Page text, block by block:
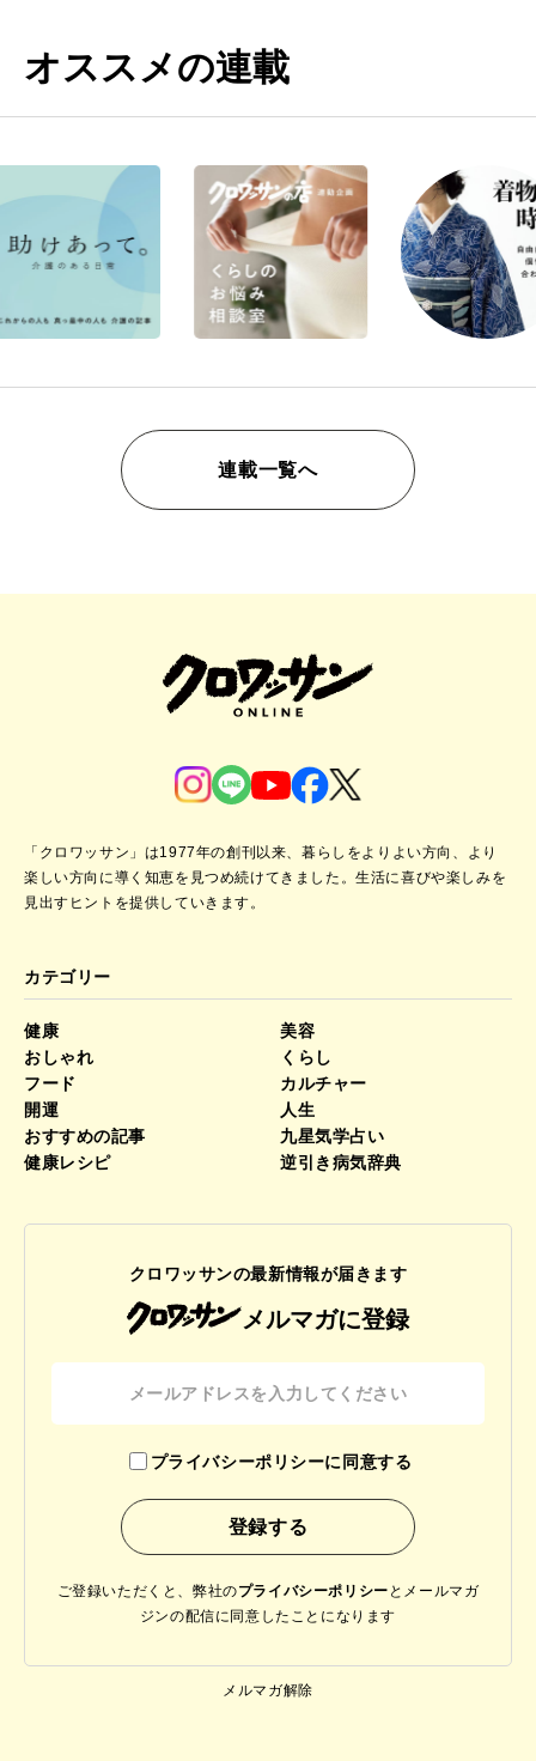
オススメの連載
連載一覧へ
「クロワッサン」は1977年の創刊以来、暮らしをよりよい方向、より
楽しい方向に導く知恵を見つめ続けてきました。生活に喜びや楽しみを
見出すヒントを提供していきます。
カテゴリー
健康
美容
おしゃれ
くらし
フード
カルチャー
開運
人生
おすすめの記事
九星気学占い
健康レシピ
逆引き病気辞典
クロワッサンの最新情報が届きます
メルマガに登録
プライバシーポリシーに同意する
ご登録いただくと、弊社のプライバシーポリシー と メールマガ
ジンの配信に同意したことになります
メルマガ解除